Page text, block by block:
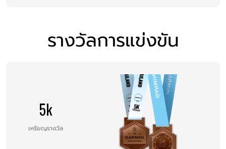
รางวัลการแข่งขัน
5k
เหรียญรางวัล